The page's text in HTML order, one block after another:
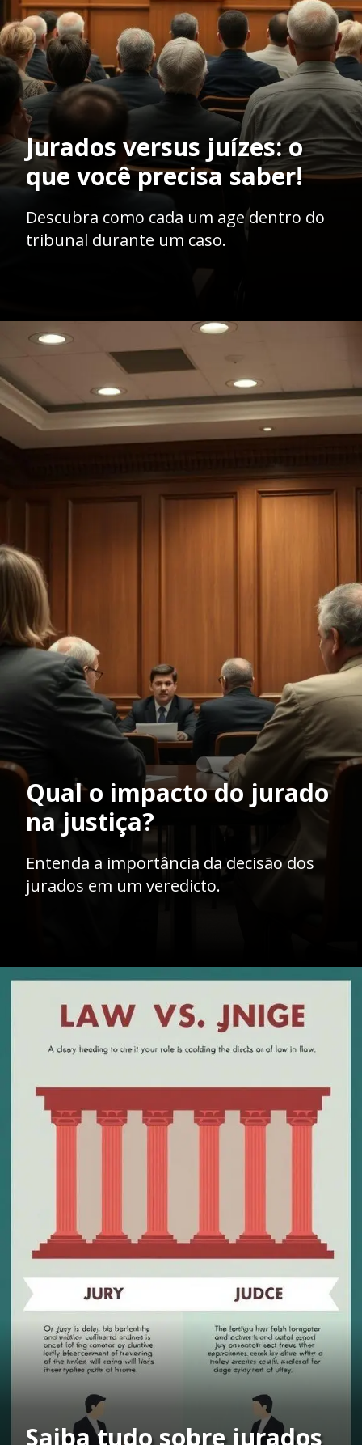
Jurados versus juízes: o
que você precisa saber!
Descubra como cada um age dentro do
tribunal durante um caso.
Opening
Qual o impacto do jurado
na justiça?
Entenda a importância da decisão dos
jurados em um veredicto.
Saiba tudo sobre jurados